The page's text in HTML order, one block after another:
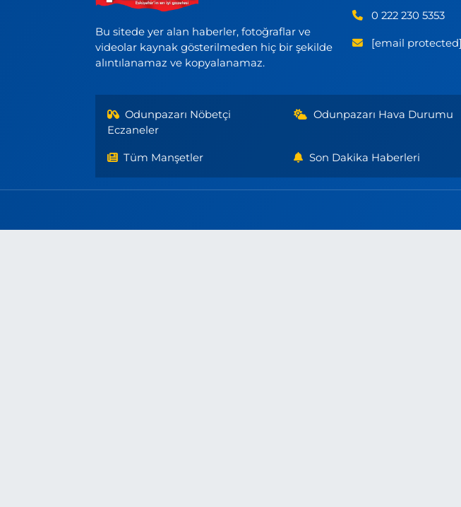
Bu sitede yer alan haberler, fotoğraflar ve
videolar kaynak gösterilmeden hiç bir şekilde
alıntılanamaz ve kopyalanamaz.
0 222 230 5353
[email protected]
Odunpazarı Nöbetçi
Eczaneler
Odunpazarı Hava Durumu
Tüm Manşetler Son Dakika Haberleri